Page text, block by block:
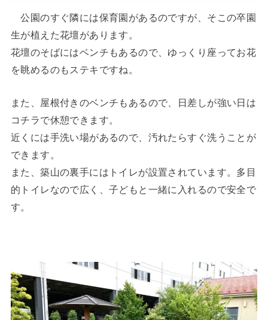
公園のすぐ隣には保育園があるのですが、そこの卒園
生が植えた花壇があります。
花壇のそばにはベンチもあるので、ゆっくり座ってお花
を眺めるのもステキですね。
また、屋根付きのベンチもあるので、日差しが強い日は
コチラで休憩できます。
近くには手洗い場があるので、汚れたらすぐ洗うことが
できます。
また、築山の裏手にはトイレが設置されています。多目
的トイレなので広く、子どもと一緒に入れるので安全で
す。